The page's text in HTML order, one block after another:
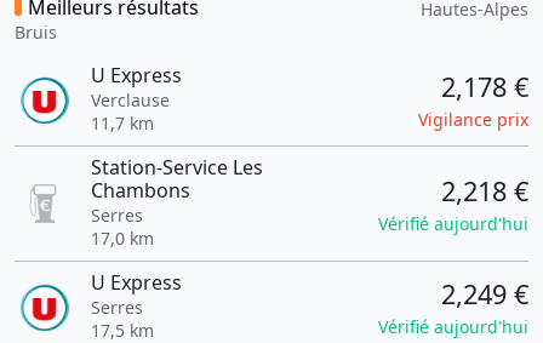
Meilleurs résultats
Bruis
Hautes-Alpes
U Express
Verclause
11,7 km
2,178 €
Vigilance prix
Station-Service Les
Chambons
Serres
17,0 km
2,218 €
Vérifié aujourd'hui
U Express
Serres
17,5 km
2,249 €
Vérifié aujourd'hui